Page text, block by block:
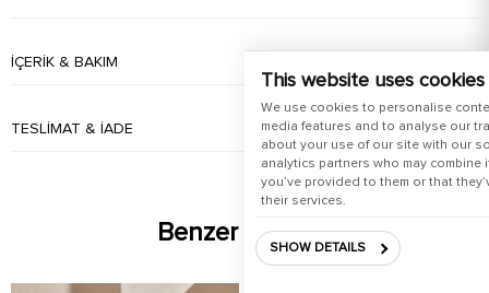
This website uses cookies
We use cookies to personalise
media features and to analyse our
about your use of our site with our
analytics partners who may
you’ve provided to them or that
their services.
SHOW DETAILS
İÇERIK & BAKIM
TESLIMAT & İADE
Benzer Ürünler